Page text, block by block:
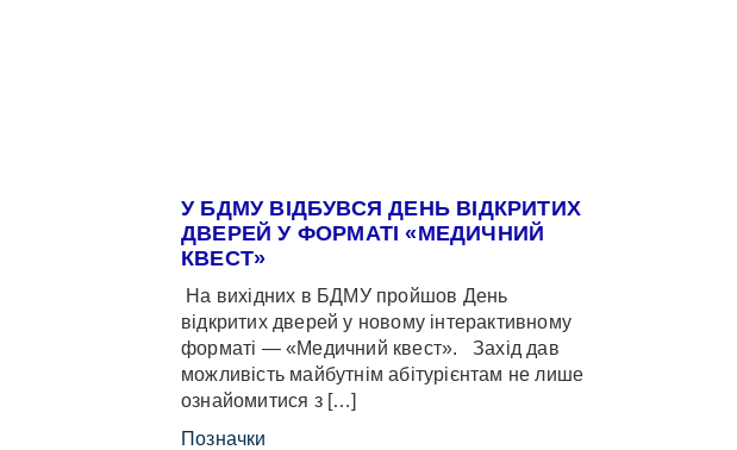
У БДМУ ВІДБУВСЯ ДЕНЬ ВІДКРИТИХ
ДВЕРЕЙ У ФОРМАТІ «МЕДИЧНИЙ
КВЕСТ»
На вихідних в БДМУ пройшов День
відкритих дверей у новому інтерактивному
форматі — «Медичний квест». Захід дав
можливість майбутнім абітурієнтам не лише
ознайомитися з […]
Позначки